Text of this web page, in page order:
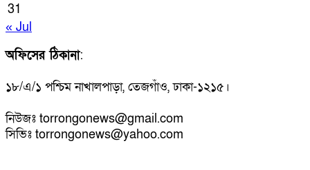
31
« Jul
অফিসের ঠিকানা:
১৮/এ/১ পশ্চিম নাখালপাড়া, তেজগাঁও, ঢাকা-১২১৫।
নিউজঃ torrongonews@gmail.com
সিভিঃ torrongonews@yahoo.com